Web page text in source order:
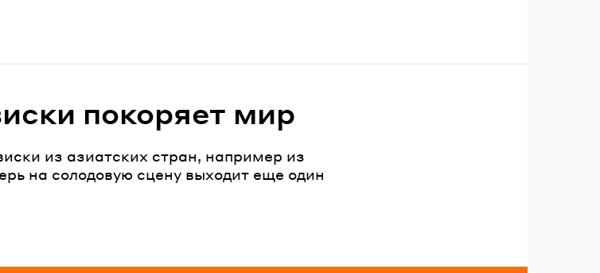
покоряет мир
из азиатских стран, например из
на солодовую сцену выходит еще один